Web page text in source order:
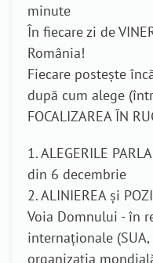
minute
În fiecare zi de
România!
Fiecare postește
după cum alege
FOCALIZAREA ÎN
1. ALEGERILE
din 6 decembrie
2. ALINIEREA și
Voia Domnului - în
internaționale (SUA,
organizația